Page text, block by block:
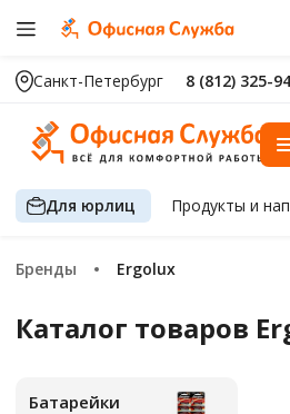
Санкт-Петербург 8 (812) 325-
Для юрлиц Продуктыи
Бренды Ergolux
Каталог товаров
Батарейки